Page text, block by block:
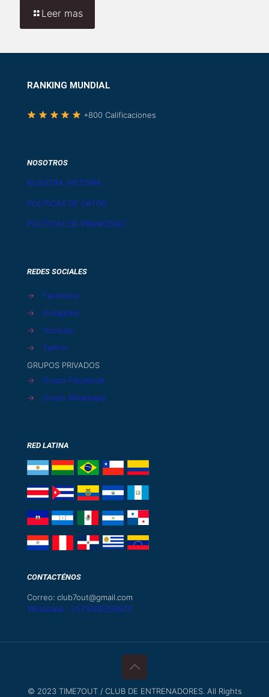
Leer mas
RANKING MUNDIAL
+800 Calificaciones
NOSOTROS
NUESTRA HISTORIA
POLÍTICAS DE DATOS
POLÍTICAS DE PRIVACIDAD
REDES SOCIALES
→
Facebook
→
Instagram
→
Youtube
→
Twitter
GRUPOS PRIVADOS
→
Grupo Facebook
→
Grupo Whatsapp
RED LATINA
CONTACTÉNOS
Correo: club7out@gmail.com
Whatsapp : +573006358973
© 2023 TIME7OUT / CLUB DE ENTRENADORES. All Rights